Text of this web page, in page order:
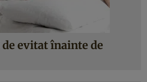
evitat înainte de